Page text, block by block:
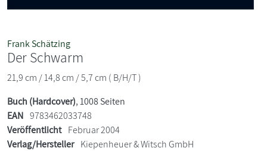
Frank Schätzing
Der Schwarm
21,9 cm / 14,8 cm / 5,7 cm ( B/H/T )
Buch (Hardcover), 1008 Seiten
EAN 9783462033748
Veröffentlicht Februar 2004
Verlag/Hersteller Kiepenheuer & Witsch GmbH